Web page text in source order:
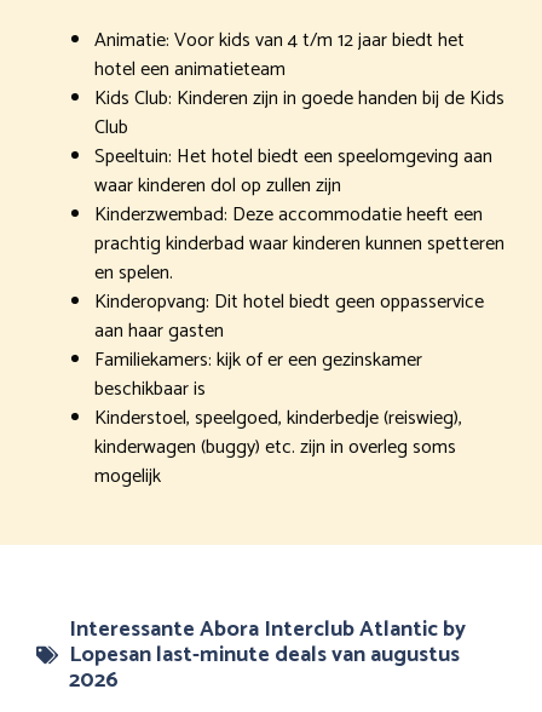
Animatie: Voor kids van 4 t/m 12 jaar biedt het
hotel een animatieteam
Kids Club: Kinderen zijn in goede handen bij de Kids
Club
Speeltuin: Het hotel biedt een speelomgeving aan
waar kinderen dol op zullen zijn
Kinderzwembad: Deze accommodatie heeft een
prachtig kinderbad waar kinderen kunnen spetteren
en spelen.
Kinderopvang: Dit hotel biedt geen oppasservice
aan haar gasten
Familiekamers: kijk of er een gezinskamer
beschikbaar is
Kinderstoel, speelgoed, kinderbedje (reiswieg),
kinderwagen (buggy) etc. zijn in overleg soms
mogelijk
Interessante Abora Interclub Atlantic by
Lopesan last-minute deals van augustus
2026